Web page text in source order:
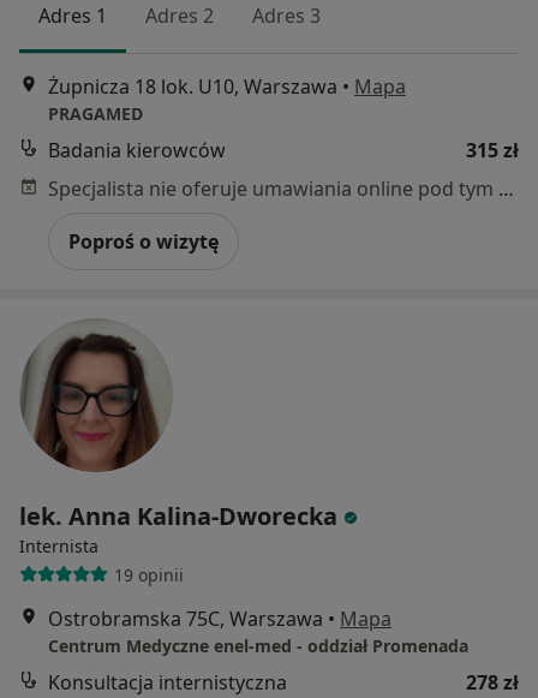
Adres 1 Adres 2 Adres 3
Żupnicza 18 lok. U10, Warszawa • Mapa
PRAGAMED
Badania kierowców
315 zł
Specjalista nie oferuje umawiania online pod tym adresem.
Poproś o wizytę
lek. Anna Kalina-Dworecka
Internista
19 opinii
Ostrobramska 75C, Warszawa • Mapa
Centrum Medyczne enel-med - oddział Promenada
Konsultacja internistyczna
278 zł